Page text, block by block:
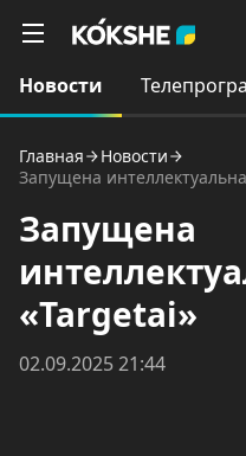
Новости
Главная
Новости
Запущена
Запущена
«Targetai»
02.09.2025 21:44